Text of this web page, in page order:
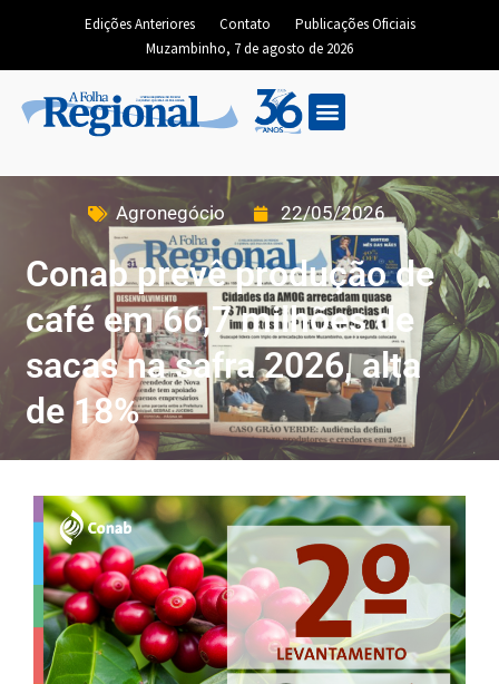
Edições Anteriores Contato
Publicações Oficiais
Muzambinho, 7 de agosto de 2026
Agronegócio 22/05/2026
Conab prevê produção de
café em 66,7 milhões de
sacas na safra 2026, alta
de 18%